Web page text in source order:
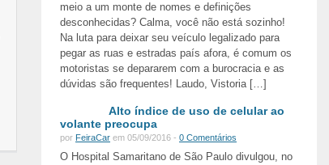
meio a um monte de nomes e definições
desconhecidas? Calma, você não está sozinho!
Na luta para deixar seu veículo legalizado para
pegar as ruas e estradas país afora, é comum os
motoristas se depararem com a burocracia e as
dúvidas são frequentes! Laudo, Vistoria […]
Alto índice de uso de celular ao
volante preocupa
por FeiraCar em 05/09/2016 - 0 Comentários
O Hospital Samaritano de São Paulo divulgou, no